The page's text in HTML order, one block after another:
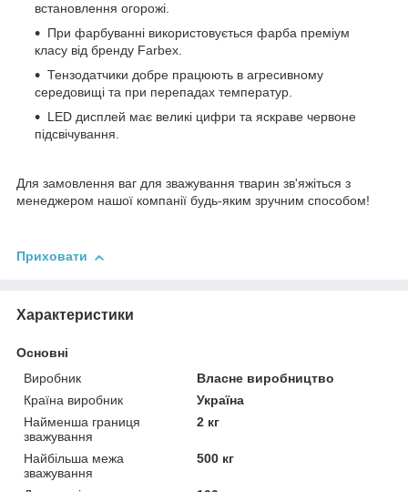
встановлення огорожі.
При фарбуванні використовується фарба преміум
класу від бренду Farbex.
Тензодатчики добре працюють в агресивному
середовищі та при перепадах температур.
LED дисплей має великі цифри та яскраве червоне
підсвічування.
Для замовлення ваг для зважування тварин зв'яжіться з
менеджером нашої компанії будь-яким зручним способом!
Приховати
Характеристики
Основні
Виробник
Власне виробництво
Країна виробник
Україна
Найменша границя
зважування
2 кг
Найбільша межа
зважування
500 кг